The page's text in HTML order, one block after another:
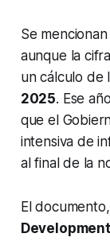
Se
aunque la
un cálculo de
2025. Ese
que el
intensiva de
al final de la
El